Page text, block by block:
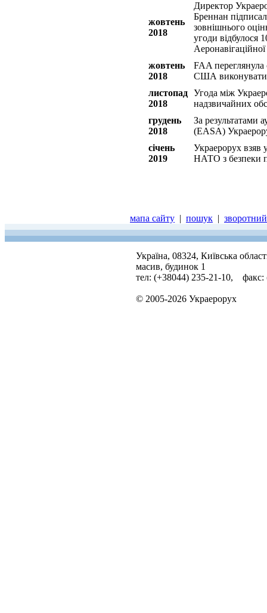
жовтень
2018
Директор
Бреннан
зовнішнього
угоди відбулося
жовтень
2018
FAA переглянула
США виконувати
листопад
2018
Угода між
надзвичайних
грудень
2018
За результатами
(EASA)
січень
2019
Украерорух взяв
НАТО з безпеки
мапа сайту | пошук |
Україна, 08324, Київська
масив, будинок 1
тел: (+38044) 235-21-10, факс:
© 2005-2026 Украерорух